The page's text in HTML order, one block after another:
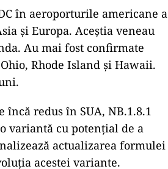
în aeroporturile americane a
și Europa. Aceștia veneau
Au mai fost confirmate
Rhode Island și Hawaii.
încă redus în SUA, NB.1.8.1
variantă cu potențial de a
actualizarea formulei
acestei variante.